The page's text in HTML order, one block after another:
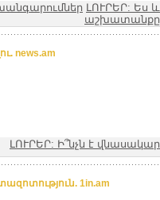
ԼՈՒՐԵՐ: Ես և
աշխատանքը
news.am
ԼՈՒՐԵՐ: Ի՞նչն է վնասակար
1in.am